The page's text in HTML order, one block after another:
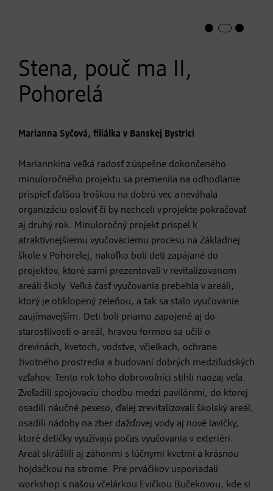
Stena, pouč ma II,
Pohorelá
Marianna Syčová, filiálka v Banskej Bystrici
Mariannkina veľká radosť z úspešne dokončeného
minuloročného projektu sa premenila na odhodlanie
prispieť ďalšou troškou na dobrú vec a neváhala
organizáciu osloviť či by nechceli v projekte pokračovať
aj druhý rok. Minuloročný projekt prispel k
atraktívnejšiemu vyučovaciemu procesu na Základnej
škole v Pohorelej, nakoľko boli deti zapájané do
projektov, ktoré sami prezentovali v revitalizovanom
areáli školy. Veľká časť vyučovania prebehla v areáli,
ktorý je obklopený zeleňou, a tak sa stalo vyučovanie
zaujímavejším. Deti boli priamo zapojené aj do
starostlivosti o areál, hravou formou sa učili o
drevinách, kvetoch, vodstve, včielkach, ochrane
životného prostredia a budovaní dobrých medziľudských
vzťahov. Tento rok toho dobrovoľníci stihli naozaj veľa.
Zveľadili spojovaciu chodbu medzi pavilónmi, do ktorej
osadili náučné pexeso, ďalej zrevitalizovali školský areál,
osadili nádoby na zber dažďovej vody aj nové lavičky,
ktoré detičky využívajú počas vyučovania v exteriéri.
Areál skrášlili aj záhonmi s lúčnymi kvetmi a krásnou
hojdačkou na strome. Pre prváčikov usporiadali
workshop s našou včelárkou Evičkou Bučekovou, kde si